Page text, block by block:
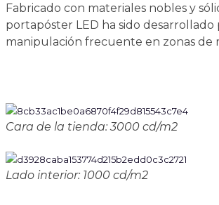
Fabricado con materiales nobles y
portapóster LED ha sido desarrollado
manipulación frecuente en zonas de
Cara de la tienda: 3000 cd/m2
Lado interior: 1000 cd/m2